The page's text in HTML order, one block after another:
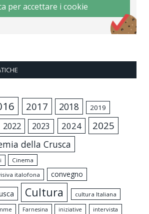
per accettare i cookie
2017 2018 2019
2022 2023 2024 2025
della Crusca
Cinema
italofona
convegno
Cultura
cultura Italiana
Farnesina iniziative intervista